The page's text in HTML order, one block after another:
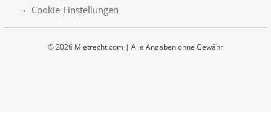
Cookie-Einstellungen
© 2026 Mietrecht.com | Alle Angaben ohne Gewähr